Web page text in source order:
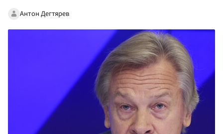
Антон Дегтярев